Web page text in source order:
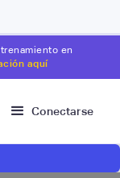
en
aquí
Conectarse